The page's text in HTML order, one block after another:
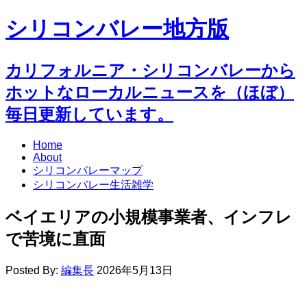
シリコンバレー地方版
カリフォルニア・シリコンバレーから
ホットなローカルニュースを（ほぼ）
毎日更新しています。
Home
About
シリコンバレーマップ
シリコンバレー生活雑学
ベイエリアの小規模事業者、インフレ
で苦境に直面
Posted By: 編集長 2026年5月13日